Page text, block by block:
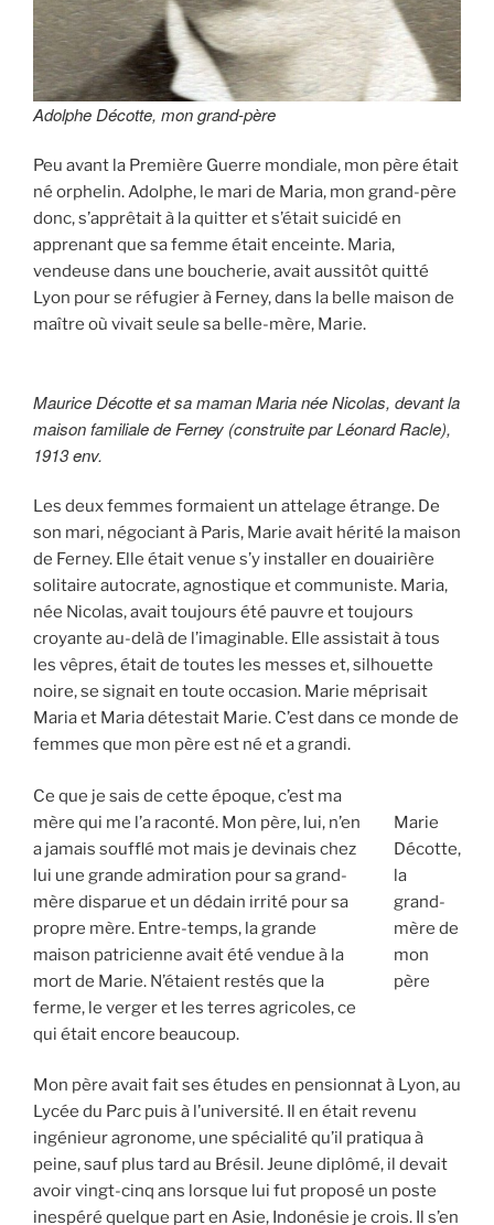
Adolphe Décotte, mon grand-père
Peu avant la Première Guerre mondiale, mon père était
né orphelin. Adolphe, le mari de Maria, mon grand-père
donc, s’apprêtait à la quitter et s’était suicidé en
apprenant que sa femme était enceinte. Maria,
vendeuse dans une boucherie, avait aussitôt quitté
Lyon pour se réfugier à Ferney, dans la belle maison de
maître où vivait seule sa belle-mère, Marie.
Maurice Décotte et sa maman Maria née Nicolas, devant la
maison familiale de Ferney (construite par Léonard Racle),
1913 env.
Les deux femmes formaient un attelage étrange. De
son mari, négociant à Paris, Marie avait hérité la maison
de Ferney. Elle était venue s’y installer en douairière
solitaire autocrate, agnostique et communiste. Maria,
née Nicolas, avait toujours été pauvre et toujours
croyante au-delà de l’imaginable. Elle assistait à tous
les vêpres, était de toutes les messes et, silhouette
noire, se signait en toute occasion. Marie méprisait
Maria et Maria détestait Marie. C’est dans ce monde de
femmes que mon père est né et a grandi.
Marie
Décotte,
la
grand-
mère de
mon
père
Ce que je sais de cette époque, c’est ma
mère qui me l’a raconté. Mon père, lui, n’en
a jamais soufflé mot mais je devinais chez
lui une grande admiration pour sa grand-
mère disparue et un dédain irrité pour sa
propre mère. Entre-temps, la grande
maison patricienne avait été vendue à la
mort de Marie. N’étaient restés que la
ferme, le verger et les terres agricoles, ce
qui était encore beaucoup.
Mon père avait fait ses études en pensionnat à Lyon, au
Lycée du Parc puis à l’université. Il en était revenu
ingénieur agronome, une spécialité qu’il pratiqua à
peine, sauf plus tard au Brésil. Jeune diplômé, il devait
avoir vingt-cinq ans lorsque lui fut proposé un poste
inespéré quelque part en Asie, Indonésie je crois. Il s’en